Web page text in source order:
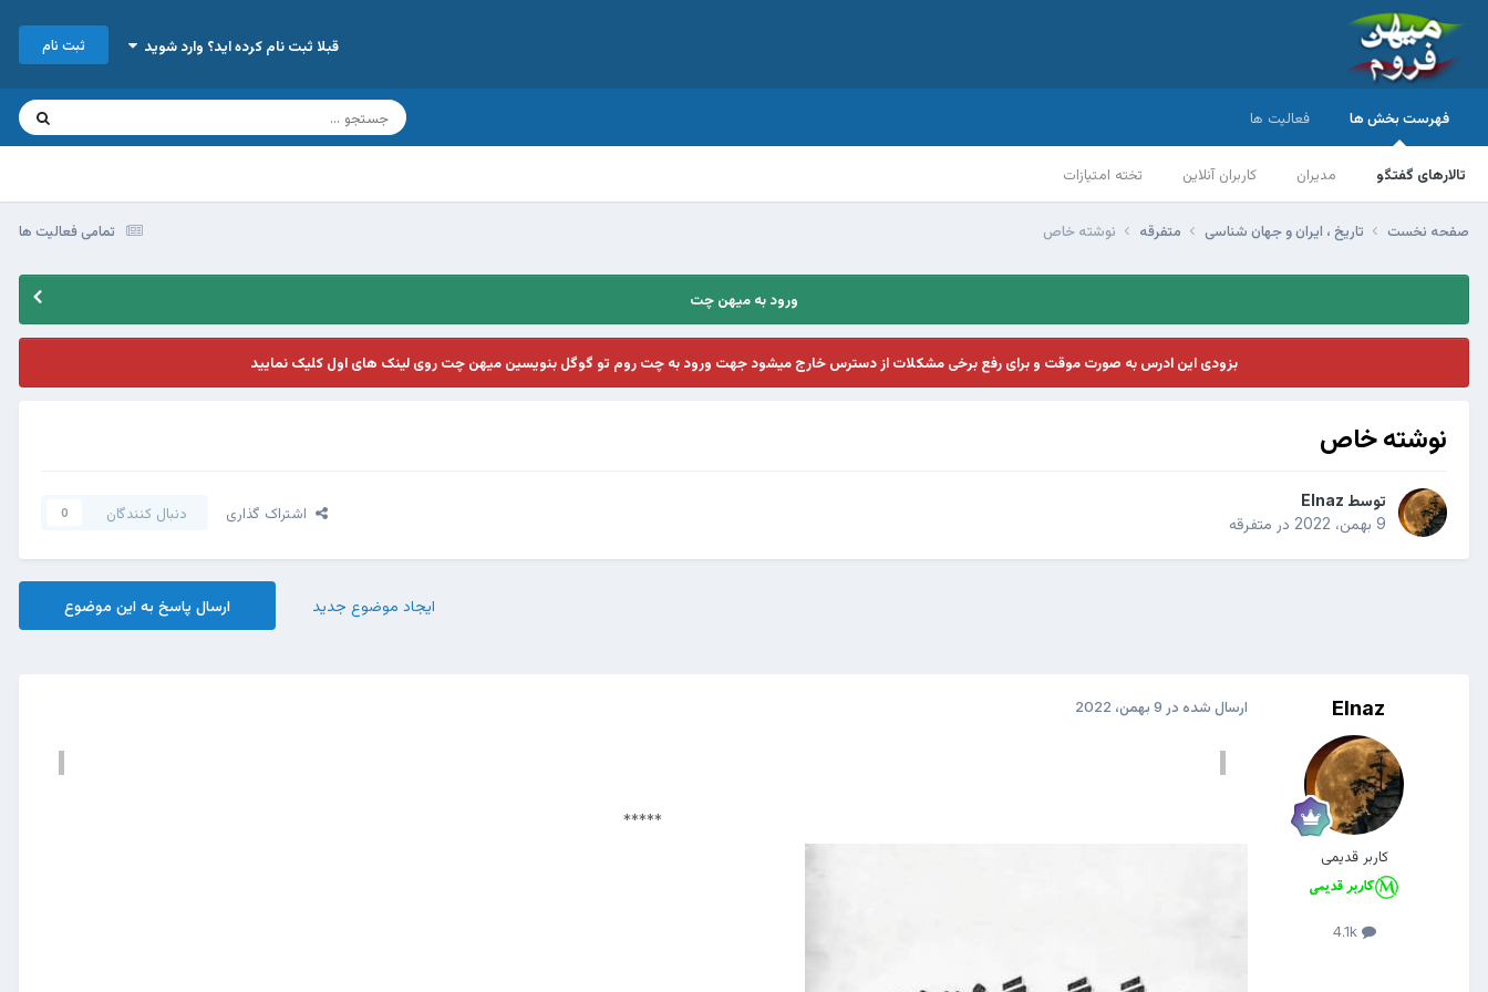
قبلا ثبت نام کرده اید؟ وارد شوید ثبت نام
فهرست بخش ها
تالارهای گفتگو مدیران کاربران آنلاین تخته امتیازات
فعالیت ها
تمامی فعالیت ها صفحه نخست تاریخ ، ایران و جهان شناسی متفرقه نوشته خاص
ورود به میهن چت
بزودی این ادرس به صورت موقت و برای رفع برخی مشکلات از دسترس خارج میشود جهت ورود به چت روم تو گوگل بنویسین میهن چت روی لینک های اول کلیک نمایید
نوشته خاص
توسط Elnaz
9 بهمن، 2022
در متفرقه
اشتراک گذاری دنبال کنندگان 0
ارسال پاسخ به این موضوع ایجاد موضوع جدید
Elnaz
کاربر قدیمی
4.1k
ارسال شده در 9 بهمن، 2022
*****